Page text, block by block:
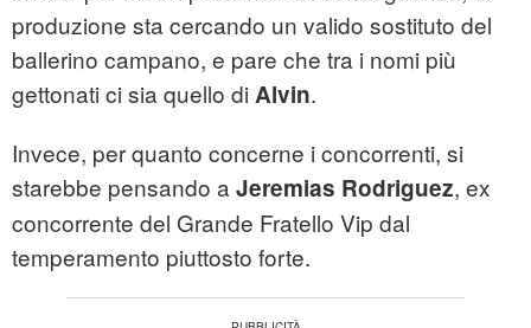
produzione sta cercando un valido sostituto del
ballerino campano, e pare che tra i nomi più
gettonati ci sia quello di Alvin.
Invece, per quanto concerne i concorrenti, si
starebbe pensando a Jeremias Rodriguez, ex
concorrente del Grande Fratello Vip dal
temperamento piuttosto forte.